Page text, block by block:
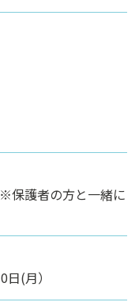
保護者の方と一緒に
(月）